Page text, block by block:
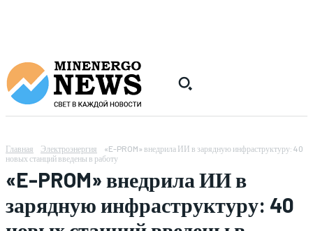
Главная Электроэнергия
«E-PROM» внедрила ИИ в зарядную инфраструктуру: 40
новых станций введены в работу
«E-PROM» внедрила ИИ в
зарядную инфраструктуру: 40